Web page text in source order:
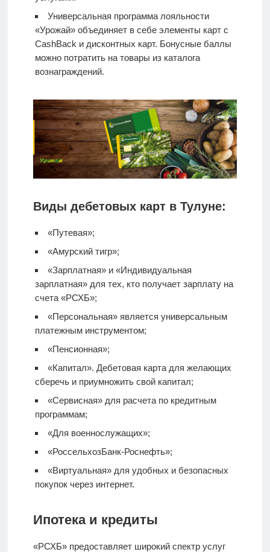
Универсальная программа лояльности
«Урожай» объединяет в себе элементы карт с
CashBack и дисконтных карт. Бонусные баллы
можно потратить на товары из каталога
вознаграждений.
Виды дебетовых карт в Тулуне:
«Путевая»;
«Амурский тигр»;
«Зарплатная» и «Индивидуальная
зарплатная» для тех, кто получает зарплату на
счета «РСХБ»;
«Персональная» является универсальным
платежным инструментом;
«Пенсионная»;
«Капитал». Дебетовая картадля желающих
сберечь и приумножить свой капитал;
«Сервисная» для расчета по кредитным
программам;
«Для военнослужащих»;
«РоссельхозБанк-Роснефть»;
«Виртуальная» для удобных и безопасных
покупок через интернет.
Ипотека и кредиты
«РСХБ» предоставляет широкий спектр услуг